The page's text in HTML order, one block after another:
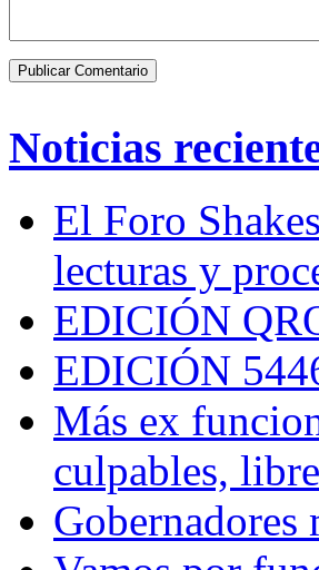
Noticias
El Foro
lecturas y
EDICIÓN
EDICIÓN
Más ex
culpables,
Gobernadores